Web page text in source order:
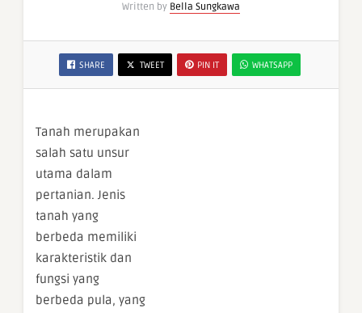
Written by Bella Sungkawa
SHARE TWEET PIN IT WHATSAPP
Tanah merupakan
salah satu unsur
utama dalam
pertanian. Jenis
tanah yang
berbeda memiliki
karakteristik dan
fungsi yang
berbeda pula, yang